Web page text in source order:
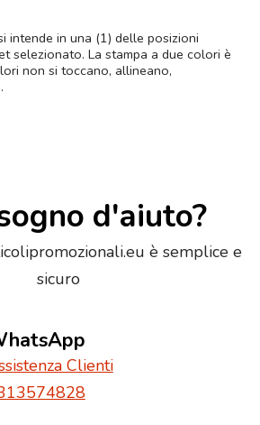
intende in una (1) delle posizioni
selezionato. La stampa a due colori è
non si toccano, allineano,
d'aiuto?
è semplice e
sicuro
Clienti